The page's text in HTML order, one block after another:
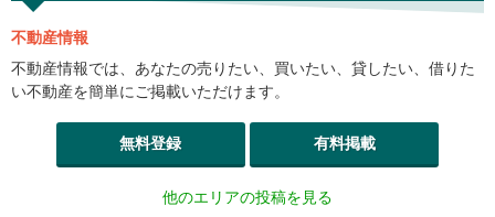
不動産情報
不動産情報では、あなたの売りたい、買いたい、貸したい、借りた
い不動産を簡単にご掲載いただけます。
無料登録 有料掲載
他のエリアの投稿を見る